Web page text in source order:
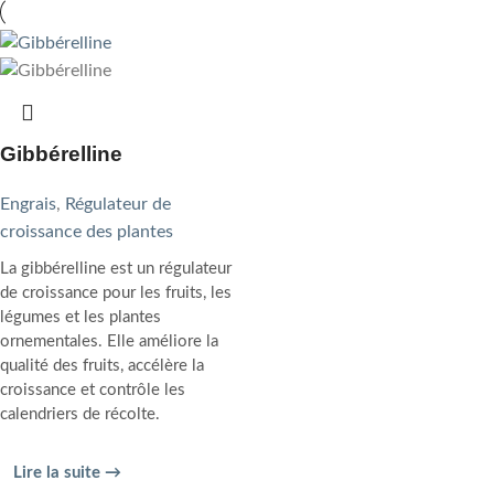
Gibbérelline
Engrais, Régulateur de
croissance des plantes
La gibbérelline est un régulateur
de croissance pour les fruits, les
légumes et les plantes
ornementales. Elle améliore la
qualité des fruits, accélère la
croissance et contrôle les
calendriers de récolte.
Lire la suite →